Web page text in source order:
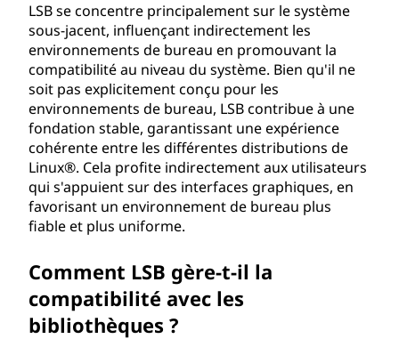
LSB se concentre principalement sur le système
sous-jacent, influençant indirectement les
environnements de bureau en promouvant la
compatibilité au niveau du système. Bien qu'il ne
soit pas explicitement conçu pour les
environnements de bureau, LSB contribue à une
fondation stable, garantissant une expérience
cohérente entre les différentes distributions de
Linux®. Cela profite indirectement aux utilisateurs
qui s'appuient sur des interfaces graphiques, en
favorisant un environnement de bureau plus
fiable et plus uniforme.
Comment LSB gère-t-il la
compatibilité avec les
bibliothèques ?